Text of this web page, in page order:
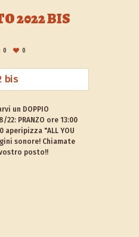
2022 BIS
0 0
un DOPPIO
22: PRANZO ore 13:00
aperipizza "ALL YOU
sonore! Chiamate
posto!!